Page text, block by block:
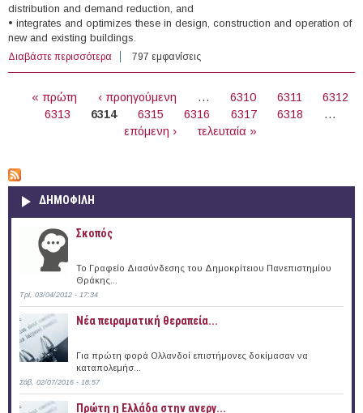
distribution and demand reduction, and
• integrates and optimizes these in design, construction and operation of
new and existing buildings.
Διαβάστε περισσότερα για PDEng Program Solar roofs and facades: Energy-
harvesting in the built environment at the Eindhoven
797 εμφανίσεις
« πρώτη ‹ προηγούμενη … 6310 6311
6312
6313
6314 6315 6316 6317 6318
…
επόμενη ›
τελευταία »
ΔΗΜΟΦΙΛΗ
Σκοπός
Το Γραφείο Διασύνδεσης του Δημοκρίτειου Πανεπιστημίου
Θράκης...
Τρί, 03/04/2012 - 17:34
Νέα πειραματική θεραπεία...
Για πρώτη φορά Ολλανδοί επιστήμονες δοκίμασαν να
καταπολεμήσ...
Σάβ, 02/07/2016 - 18:57
Πρώτη η Ελλάδα στην ανεργ...